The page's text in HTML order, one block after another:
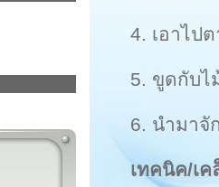
4. เอาไป
5. ขูดกับไ
6. นำมาจั
เทคนิค/เ